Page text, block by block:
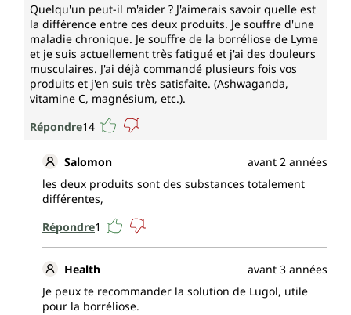
Quelqu'un peut-il m'aider ? J'aimerais savoir quelle est
la différence entre ces deux produits. Je souffre d'une
maladie chronique. Je souffre de la borréliose de Lyme
et je suis actuellement très fatigué et j'ai des douleurs
musculaires. J'ai déjà commandé plusieurs fois vos
produits et j'en suis très satisfaite. (Ashwaganda,
vitamine C, magnésium, etc.).
Répondre14
Salomon
avant 2 années
les deux produits sont des substances totalement
différentes,
Répondre1
Health
avant 3 années
Je peux te recommander la solution de Lugol, utile
pour la borréliose.